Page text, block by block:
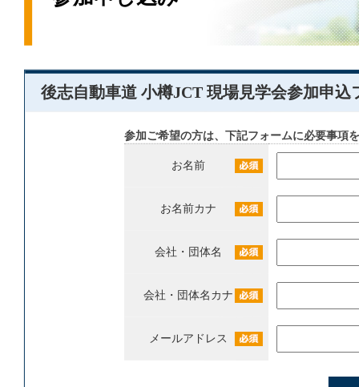
後志自動車道 小樽JCT 現場見学会参加申込
参加ご希望の方は、下記フォームに必要事項
お名前
お名前カナ
会社・団体名
会社・団体名カナ
メールアドレス